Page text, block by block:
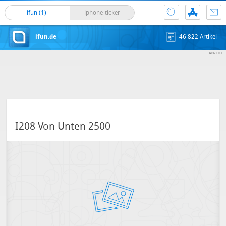
ifun (1) iphone-ticker
ifun.de 46 822 Artikel
I208 Von Unten 2500